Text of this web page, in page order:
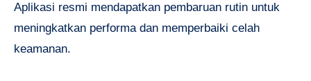
Aplikasi resmi mendapatkan pembaruan rutin untuk
meningkatkan performa dan memperbaiki celah
keamanan.